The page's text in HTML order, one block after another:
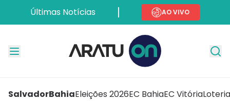
Últimas Notícias AO VIVO
SalvadorBahiaEleições 2026EC BahiaEC Vitória